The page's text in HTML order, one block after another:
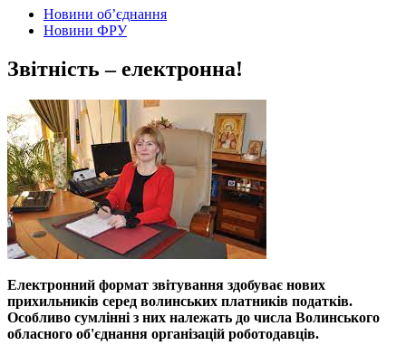
Новини об’єднання
Новини ФРУ
Звітність – електронна!
Електронний формат звітування здобуває нових
прихильників серед волинських платників податків.
Особливо сумлінні з них належать до числа Волинського
обласного об'єднання організацій роботодавців.